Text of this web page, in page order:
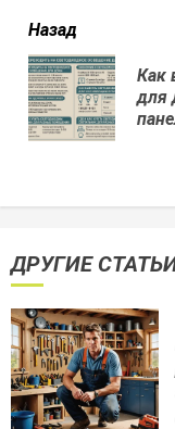
читать
еще
Назад
Как
для
ДРУГИЕ